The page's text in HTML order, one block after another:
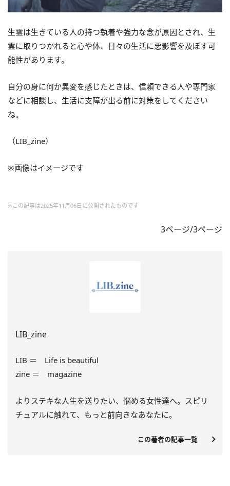
生霊は生きている人の持つ執着や強力な念が原因とされ、生
霊に取りつかれると心や体、日々の生活に悪影響を及ぼす可
能性があります。
自分の身に何か異変を感じたときは、信頼できる人や専門家
などに相談し、生活に支障が出る前に対策をしてください
ね。
（LIB_zine）
※画像はイメージです
※この記事は2025年11月06日に公開されたものです
3ページ/3ページ
LIB_zine
LIB ＝ Life is beautiful
zine ＝ magazine
よりステキな人生を送りたい、悩める女性達へ。スピリ
チュアルに触れて、もっと前向きなあなたに。
この著者の記事一覧